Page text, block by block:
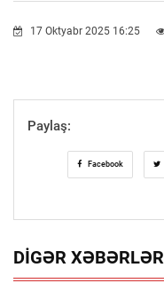
17 Oktyabr 2025 16:25
Paylaş:
Facebook
DIGƏR XƏBƏRLƏR